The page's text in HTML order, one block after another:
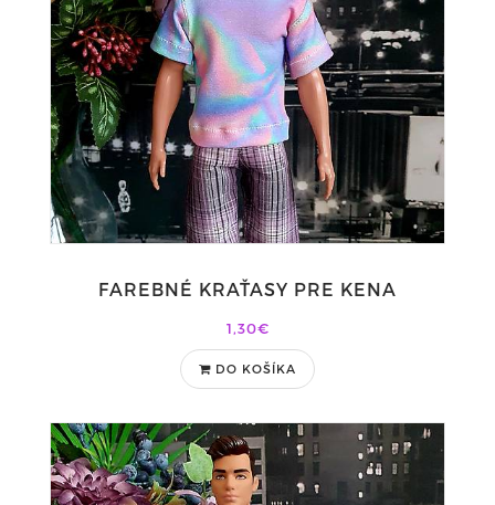
FAREBNÉ KRAŤASY PRE KENA
1,30€
DO KOŠÍKA